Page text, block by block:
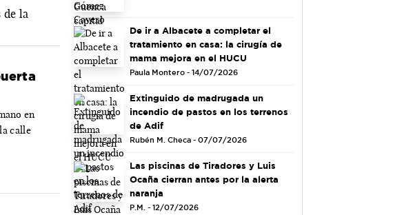
de la
en
calle
De ir a Albacete a completar el
tratamiento en casa: la cirugía de
mama mejora en el HUCU
Paula Montero - 14/07/2026
Extinguido de madrugada un
incendio de pastos en los terrenos
de Adif
Rubén M. Checa - 07/07/2026
Las piscinas de Tiradores y Luis
Ocaña cierran antes por la alerta
naranja
P.M. - 12/07/2026